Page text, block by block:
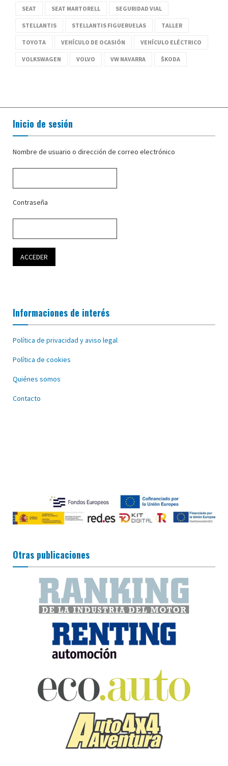
SEAT SEAT MARTORELL SEGURIDAD VIAL
STELLANTIS STELLANTIS FIGUERUELAS TALLER
TOYOTA VEHÍCULO DE OCASIÓN VEHÍCULO ELÉCTRICO
VOLKSWAGEN VOLVO VW NAVARRA ŠKODA
Inicio de sesión
Nombre de usuario o dirección de correo electrónico
Contraseña
Informaciones de interés
Política de privacidad y aviso legal
Política de cookies
Quiénes somos
Contacto
Otras publicaciones